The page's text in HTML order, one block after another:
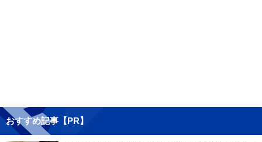
おすすめ記事【PR】